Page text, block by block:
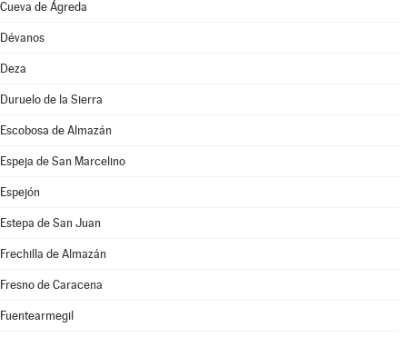
Cueva de Ágreda
Dévanos
Deza
Duruelo de la Sierra
Escobosa de Almazán
Espeja de San Marcelino
Espejón
Estepa de San Juan
Frechilla de Almazán
Fresno de Caracena
Fuentearmegil